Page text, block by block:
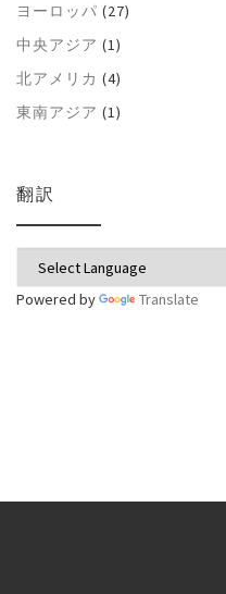
ヨーロッパ (27)
中央アジア (1)
北アメリカ (4)
東南アジア (1)
翻訳
Powered by Translate